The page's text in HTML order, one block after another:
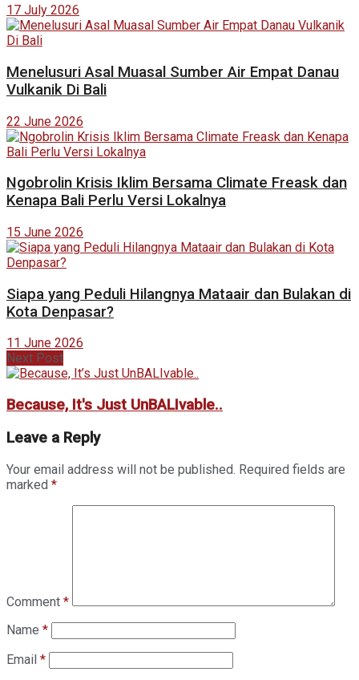
17 July 2026
Menelusuri Asal Muasal Sumber Air Empat Danau
Vulkanik Di Bali
22 June 2026
Ngobrolin Krisis Iklim Bersama Climate Freask dan
Kenapa Bali Perlu Versi Lokalnya
15 June 2026
Siapa yang Peduli Hilangnya Mataair dan Bulakan di
Kota Denpasar?
11 June 2026
Next Post
Because, It's Just UnBALIvable..
Leave a Reply
Your email address will not be published. Required fields are
marked *
Comment *
Name *
Email *